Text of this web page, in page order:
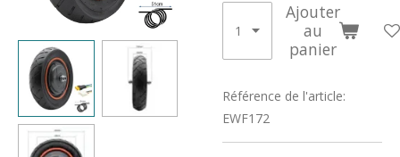
Ajouter
au
panier
Référence de l'article:
EWF172